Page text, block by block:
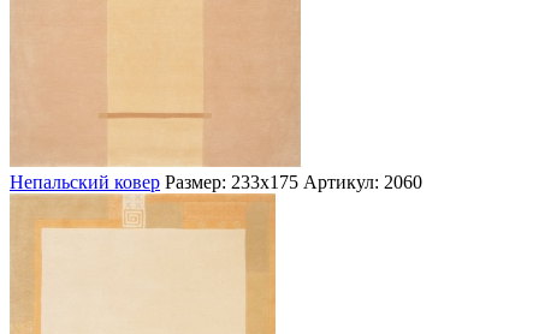
Непальский ковер Размер: 233х175 Артикул: 2060